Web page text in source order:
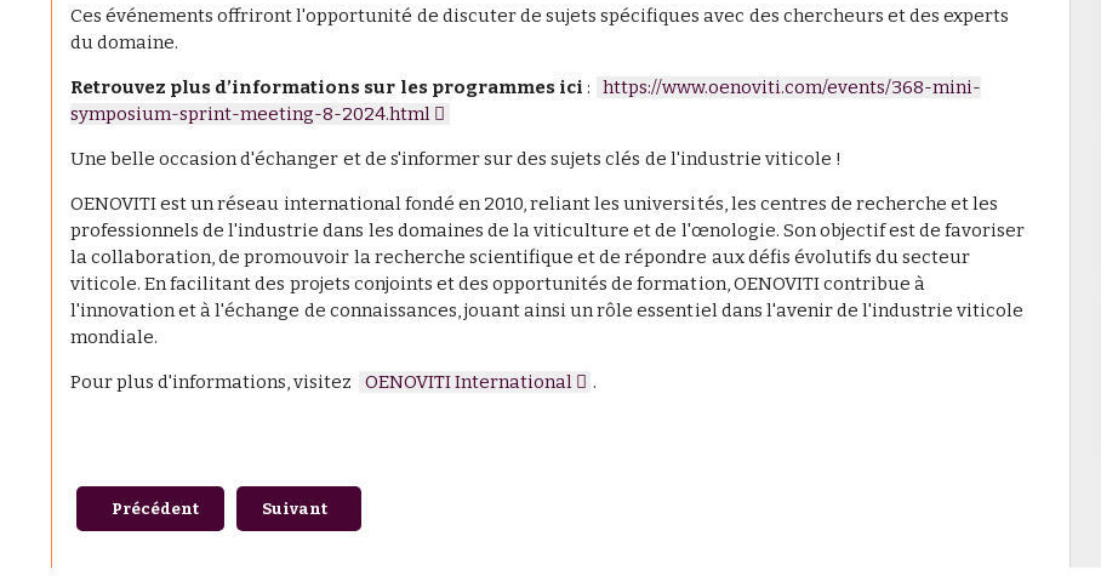
Ces événements offriront l'opportunité de discuter de sujets spécifiques avec des chercheurs et des experts
du domaine.
Retrouvez plus d’informations sur les programmes ici :
https://www.oenoviti.com/events/368-mini-
symposium-sprint-meeting-8-2024.html
Une belle occasion d'échanger et de s'informer sur des sujets clés de l'industrie viticole !
OENOVITI est un réseau international fondé en 2010, reliant les universités, les centres de recherche et les
professionnels de l'industrie dans les domaines de la viticulture et de l'œnologie. Son objectif est de favoriser
la collaboration, de promouvoir la recherche scientifique et de répondre aux défis évolutifs du secteur
viticole. En facilitant des projets conjoints et des opportunités de formation, OENOVITI contribue à
l'innovation et à l'échange de connaissances, jouant ainsi un rôle essentiel dans l'avenir de l'industrie viticole
mondiale.
Pour plus d'informations, visitez OENOVITI International .
Article précédent : #Vinitech 2024 - Conférence : la recherche s’unit pour vaincre le mildiou, le défi des années à venir...
Précédent Article suivant : #3 - Les Vendanges du Savoir - Jamais sans mon microbiote
Suivant